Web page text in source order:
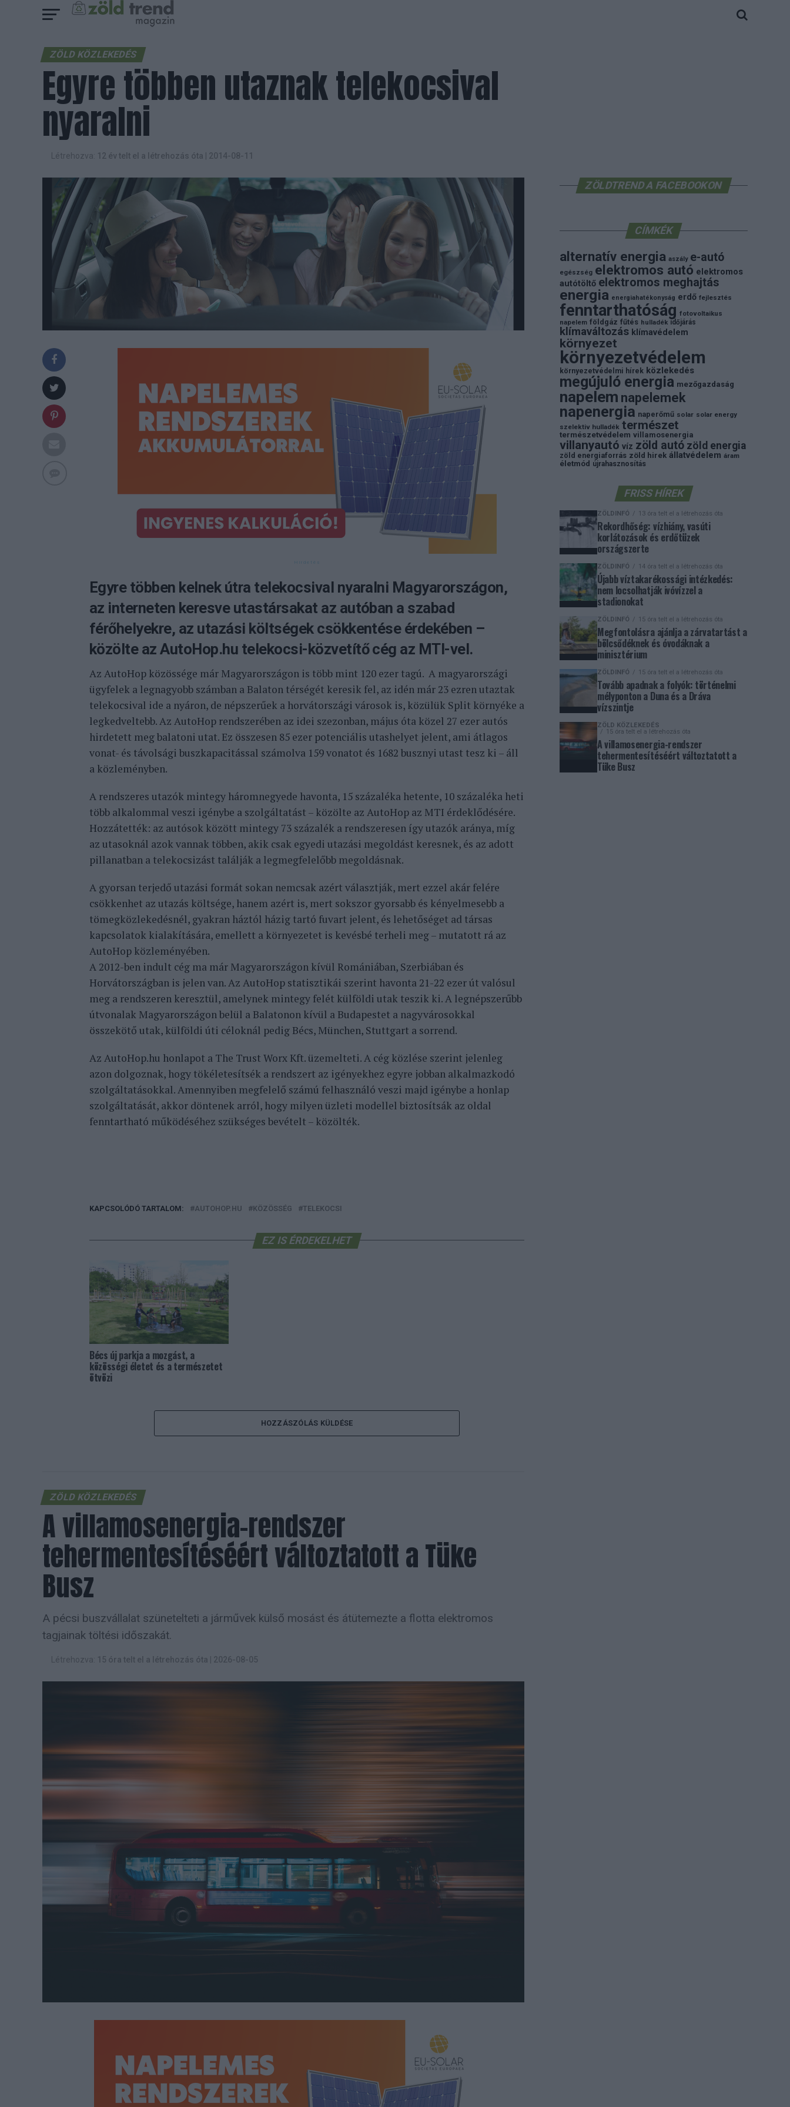
ZÖLD KÖZLEKEDÉS
Egyre többen utaznak telekocsival
nyaralni
Létrehozva: 12 év telt el a létrehozás óta 2014-08-11
Egyre többen kelnek útra telekocsival nyaralni Magyarországon,
az interneten keresve utastársakat az autóban a szabad
férőhelyekre, az utazási költségek csökkentése érdekében –
közölte az AutoHop.hu telekocsi-közvetítő cég az MTI-vel.
Az AutoHop közössége már Magyarországon is több mint 120 ezer tagú. A magyarországi
ügyfelek a legnagyobb számban a Balaton térségét keresik fel, az idén már 23 ezren utaztak
telekocsival ide a nyáron, de népszerűek a horvátországi városok is, közülük Split környéke a
legkedveltebb. Az AutoHop rendszerében az idei szezonban, május óta közel 27 ezer autós
hirdetett meg balatoni utat. Ez összesen 85 ezer potenciális utashelyet jelent, ami átlagos
vonat- és távolsági buszkapacitással számolva 159 vonatot és 1682 busznyi utast tesz ki – áll
a közleményben.
A rendszeres utazók mintegy háromnegyede havonta, 15 százaléka hetente, 10 százaléka heti
több alkalommal veszi igénybe a szolgáltatást – közölte az AutoHop az MTI érdeklődésére.
Hozzátették: az autósok között mintegy 73 százalék a rendszeresen így utazók aránya, míg
az utasoknál azok vannak többen, akik csak egyedi utazási megoldást keresnek, és az adott
pillanatban a telekocsizást találják a legmegfelelőbb megoldásnak.
A gyorsan terjedő utazási formát sokan nemcsak azért választják, mert ezzel akár felére
csökkenhet az utazás költsége, hanem azért is, mert sokszor gyorsabb és kényelmesebb a
tömegközlekedésnél, gyakran háztól házig tartó fuvart jelent, és lehetőséget ad társas
kapcsolatok kialakítására, emellett a környezetet is kevésbé terheli meg – mutatott rá az
AutoHop közleményében.
A 2012-ben indult cég ma már Magyarországon kívül Romániában, Szerbiában és
Horvátországban is jelen van. Az AutoHop statisztikái szerint havonta 21-22 ezer út valósul
meg a rendszeren keresztül, amelynek mintegy felét külföldi utak teszik ki. A legnépszerűbb
útvonalak Magyarországon belül a Balatonon kívül a Budapestet a nagyvárosokkal
összekötő utak, külföldi úti céloknál pedig Bécs, München, Stuttgart a sorrend.
Az AutoHop.hu honlapot a The Trust Worx Kft. üzemelteti. A cég közlése szerint jelenleg
azon dolgoznak, hogy tökéletesítsék a rendszert az igényekhez egyre jobban alkalmazkodó
szolgáltatásokkal. Amennyiben megfelelő számú felhasználó veszi majd igénybe a honlap
szolgáltatását, akkor döntenek arról, hogy milyen üzleti modellel biztosítsák az oldal
fenntartható működéséhez szükséges bevételt – közölték.
KAPCSOLÓDÓ TARTALOM: AUTOHOP.HU KÖZÖSSÉG TELEKOCSI
EZ IS ÉRDEKELHET
Bécs új parkja a mozgást, a
közösségi életet és a természetet
ötvözi
HOZZÁSZÓLÁS KÜLDÉSE
ZÖLD KÖZLEKEDÉS
A villamosenergia-rendszer
tehermentesítéséért változtatott a Tüke
Busz
A pécsi buszvállalat szünetelteti a járművek külső mosást és átütemezte a flotta elektromos
tagjainak töltési időszakát.
Létrehozva: 15 óra telt el a létrehozás óta 2026-08-05
ZÖLDTREND A FACEBOOKON
CÍMKÉK
alternatív energia aszály e-autó
egészség elektromos autó elektromos
autótöltő elektromos meghajtás
energia energiahatékonyság erdő fejlesztés
fenntarthatóság fotovoltaikus
napelem földgáz fűtés hulladék időjárás
klímaváltozás klímavédelem
környezet
környezetvédelem
környezetvédelmi hírek közlekedés
megújuló energia mezőgazdaság
napelem napelemek
napenergia naperőmű solar solar energy
szelektiv hulladék természet
természetvédelem villamosenergia
villanyautó víz zöld autó zöld energia
zöld energiaforrás zöld hirek állatvédelem áram
életmód újrahasznosítás
FRISS HÍREK
ZÖLDINFÓ 13 óra telt el a létrehozás óta
Rekordhőség: vízhiány, vasúti
korlátozások és erdőtüzek
országszerte
ZÖLDINFÓ 14 óra telt el a létrehozás óta
Újabb víztakarékossági intézkedés:
nem locsolhatják ivóvízzel a
stadionokat
ZÖLDINFÓ 15 óra telt el a létrehozás óta
Megfontolásra ajánlja a zárvatartást a
bölcsődéknek és óvodáknak a
minisztérium
ZÖLDINFÓ 15 óra telt el a létrehozás óta
Tovább apadnak a folyók: történelmi
mélyponton a Duna és a Dráva
vízszintje
ZÖLD KÖZLEKEDÉS
15 óra telt el a létrehozás óta
A villamosenergia-rendszer
tehermentesítéséért változtatott a
Tüke Busz